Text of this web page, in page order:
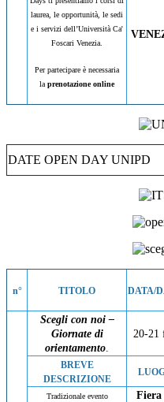
laurea, le opportunità, le sedi
e i servizi dell’Università Ca'
Foscari Venezia.
Per partecipare è necessaria
la prenotazione online
DATE OPEN DAY UNIPD
n° TITOLO DATA/
Scegli con noi –
Giornate di
orientamento
20-21
BREVE
DESCRIZIONE
Tradizionale evento
Fiera